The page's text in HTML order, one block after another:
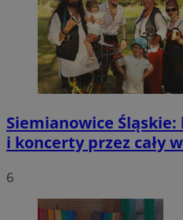
Siemianowice
i koncerty przez cały
6